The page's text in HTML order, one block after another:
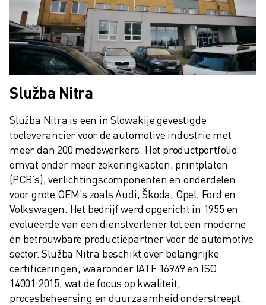
Služba Nitra
Služba Nitra is een in Slowakije gevestigde
toeleverancier voor de automotive industrie met
meer dan 200 medewerkers. Het productportfolio
omvat onder meer zekeringkasten, printplaten
(PCB’s), verlichtingscomponenten en onderdelen
voor grote OEM’s zoals Audi, Škoda, Opel, Ford en
Volkswagen. Het bedrijf werd opgericht in 1955 en
evolueerde van een dienstverlener tot een moderne
en betrouwbare productiepartner voor de automotive
sector. Služba Nitra beschikt over belangrijke
certificeringen, waaronder IATF 16949 en ISO
14001:2015, wat de focus op kwaliteit,
procesbeheersing en duurzaamheid onderstreept.